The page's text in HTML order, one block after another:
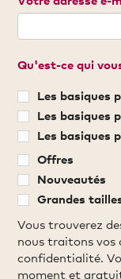
Qu'est-ce qui
Les basiques
Les basiques
Les basiques
Offres
Nouveautés
Grandes
Vous trouverez
nous traitons vos
confidentialité.
moment et